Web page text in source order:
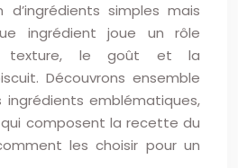
d’ingrédients simples mais
ingrédient joue un rôle
texture, le goût et la
Découvrons ensemble
emblématiques,
composent la recette du
les choisir pour un